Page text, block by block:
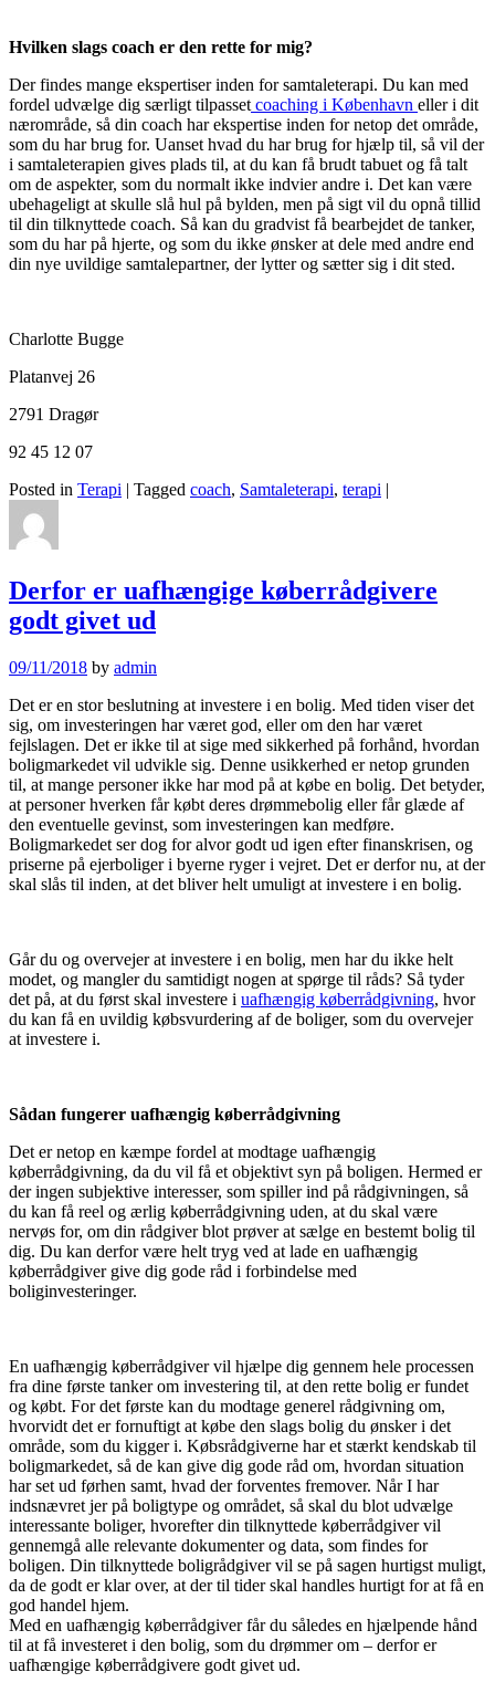
Hvilken slags coach er den rette for mig?
Der findes mange ekspertiser inden for samtaleterapi. Du kan med
fordel udvælge dig særligt tilpasset coaching i København eller i dit
nærområde, så din coach har ekspertise inden for netop det område,
som du har brug for. Uanset hvad du har brug for hjælp til, så vil der
i samtaleterapien gives plads til, at du kan få brudt tabuet og få talt
om de aspekter, som du normalt ikke indvier andre i. Det kan være
ubehageligt at skulle slå hul på bylden, men på sigt vil du opnå tillid
til din tilknyttede coach. Så kan du gradvist få bearbejdet de tanker,
som du har på hjerte, og som du ikke ønsker at dele med andre end
din nye uvildige samtalepartner, der lytter og sætter sig i dit sted.
Charlotte Bugge
Platanvej 26
2791 Dragør
92 45 12 07
Posted in Terapi | Tagged coach, Samtaleterapi, terapi |
Derfor er uafhængige køberrådgivere
godt givet ud
09/11/2018 by admin
Det er en stor beslutning at investere i en bolig. Med tiden viser det
sig, om investeringen har været god, eller om den har været
fejlslagen. Det er ikke til at sige med sikkerhed på forhånd, hvordan
boligmarkedet vil udvikle sig. Denne usikkerhed er netop grunden
til, at mange personer ikke har mod på at købe en bolig. Det betyder,
at personer hverken får købt deres drømmebolig eller får glæde af
den eventuelle gevinst, som investeringen kan medføre.
Boligmarkedet ser dog for alvor godt ud igen efter finanskrisen, og
priserne på ejerboliger i byerne ryger i vejret. Det er derfor nu, at der
skal slås til inden, at det bliver helt umuligt at investere i en bolig.
Går du og overvejer at investere i en bolig, men har du ikke helt
modet, og mangler du samtidigt nogen at spørge til råds? Så tyder
det på, at du først skal investere i uafhængig køberrådgivning, hvor
du kan få en uvildig købsvurdering af de boliger, som du overvejer
at investere i.
Sådan fungerer uafhængig køberrådgivning
Det er netop en kæmpe fordel at modtage uafhængig
køberrådgivning, da du vil få et objektivt syn på boligen. Hermed er
der ingen subjektive interesser, som spiller ind på rådgivningen, så
du kan få reel og ærlig køberrådgivning uden, at du skal være
nervøs for, om din rådgiver blot prøver at sælge en bestemt bolig til
dig. Du kan derfor være helt tryg ved at lade en uafhængig
køberrådgiver give dig gode råd i forbindelse med
boliginvesteringer.
En uafhængig køberrådgiver vil hjælpe dig gennem hele processen
fra dine første tanker om investering til, at den rette bolig er fundet
og købt. For det første kan du modtage generel rådgivning om,
hvorvidt det er fornuftigt at købe den slags bolig du ønsker i det
område, som du kigger i. Købsrådgiverne har et stærkt kendskab til
boligmarkedet, så de kan give dig gode råd om, hvordan situation
har set ud førhen samt, hvad der forventes fremover. Når I har
indsnævret jer på boligtype og området, så skal du blot udvælge
interessante boliger, hvorefter din tilknyttede køberrådgiver vil
gennemgå alle relevante dokumenter og data, som findes for
boligen. Din tilknyttede boligrådgiver vil se på sagen hurtigst muligt,
da de godt er klar over, at der til tider skal handles hurtigt for at få en
god handel hjem.
Med en uafhængig køberrådgiver får du således en hjælpende hånd
til at få investeret i den bolig, som du drømmer om – derfor er
uafhængige køberrådgivere godt givet ud.